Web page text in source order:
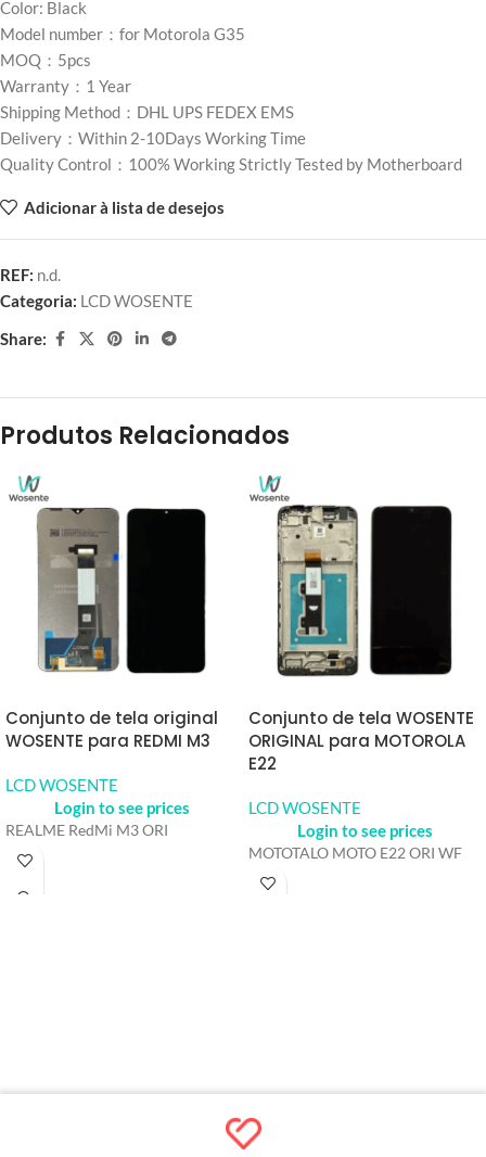
Color: Black
Model number：for Motorola G35
MOQ：5pcs
Warranty：1 Year
Shipping Method：DHL UPS FEDEX EMS
Delivery：Within 2-10Days Working Time
Quality Control：100% Working Strictly Tested by Motherboard
Adicionar à lista de desejos
REF: n.d.
Categoria: LCD WOSENTE
Share:
Produtos Relacionados
Conjunto de tela original
WOSENTE para REDMI M3
LCD WOSENTE
Login to see prices
REALME RedMi M3 ORI
Conjunto de tela WOSENTE
ORIGINAL para MOTOROLA
E22
LCD WOSENTE
Login to see prices
MOTOTALO MOTO E22 ORI WF